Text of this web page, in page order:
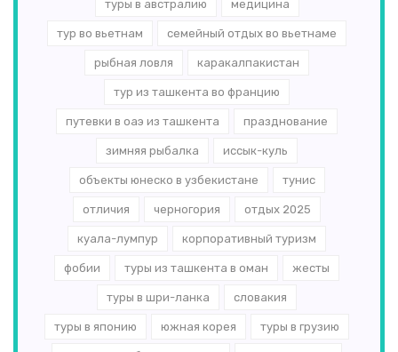
туры в австралию медицина
тур во вьетнам семейный отдых во вьетнаме
рыбная ловля каракалпакистан
тур из ташкента во францию
путевки в оаэ из ташкента празднование
зимняя рыбалка иссык-куль
объекты юнеско в узбекистане тунис
отличия черногория отдых 2025
куала-лумпур корпоративный туризм
фобии туры из ташкента в оман жесты
туры в шри-ланка словакия
туры в японию южная корея туры в грузию